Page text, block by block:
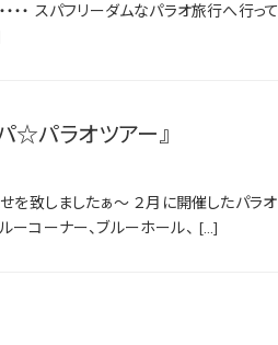
・ スパフリーダムなパラオ旅行へ行って
☆パラオツアー』
を致しましたぁ～ ２月に開催したパラオ
ーコーナー、ブルーホール、 […]